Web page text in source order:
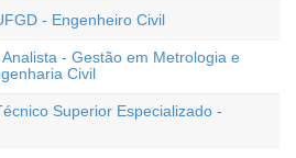
- Engenheiro Civil
- Gestão em Metrologia e
Civil
Superior Especializado -